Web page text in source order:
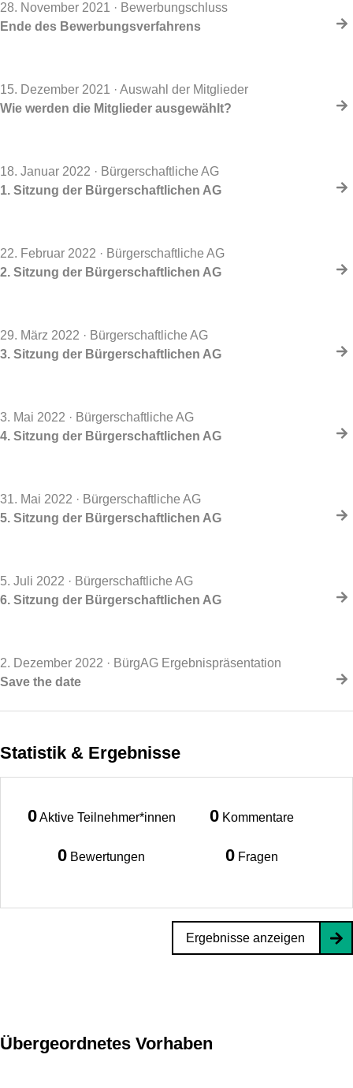
28. November 2021 · Bewerbungschluss
Ende des Bewerbungsverfahrens
15. Dezember 2021 · Auswahl der Mitglieder
Wie werden die Mitglieder ausgewählt?
18. Januar 2022 · Bürgerschaftliche AG
1. Sitzung der Bürgerschaftlichen AG
22. Februar 2022 · Bürgerschaftliche AG
2. Sitzung der Bürgerschaftlichen AG
29. März 2022 · Bürgerschaftliche AG
3. Sitzung der Bürgerschaftlichen AG
3. Mai 2022 · Bürgerschaftliche AG
4. Sitzung der Bürgerschaftlichen AG
31. Mai 2022 · Bürgerschaftliche AG
5. Sitzung der Bürgerschaftlichen AG
5. Juli 2022 · Bürgerschaftliche AG
6. Sitzung der Bürgerschaftlichen AG
2. Dezember 2022 · BürgAG Ergebnispräsentation
Save the date
Statistik & Ergebnisse
0 Aktive Teilnehmer*innen 0 Kommentare
0 Bewertungen 0 Fragen
Ergebnisse anzeigen
Übergeordnetes Vorhaben